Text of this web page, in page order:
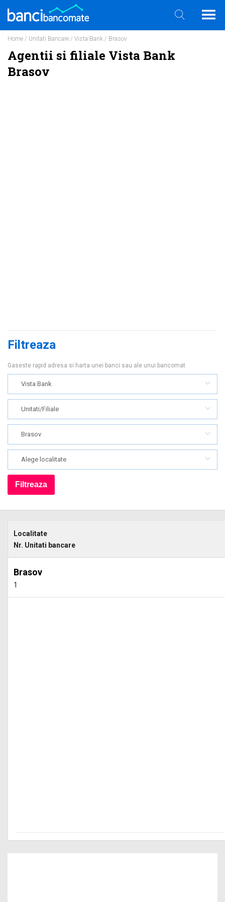
Home / Unitati Bancare / Vista Bank / Brasov
Agentii si filiale Vista Bank
Brasov
Filtreaza
Gaseste rapid adresa si harta unei banci sau ale unui bancomat
Vista Bank
Unitati/Filiale
Brasov
Alege localitate
Localitate
Nr. Unitati bancare
Brasov
1